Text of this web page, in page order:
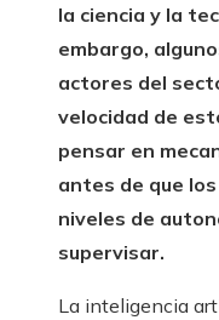
la ciencia y la
embargo,
actores del
velocidad de
pensar en
antes de que
niveles de
supervisar.
La inteligencia